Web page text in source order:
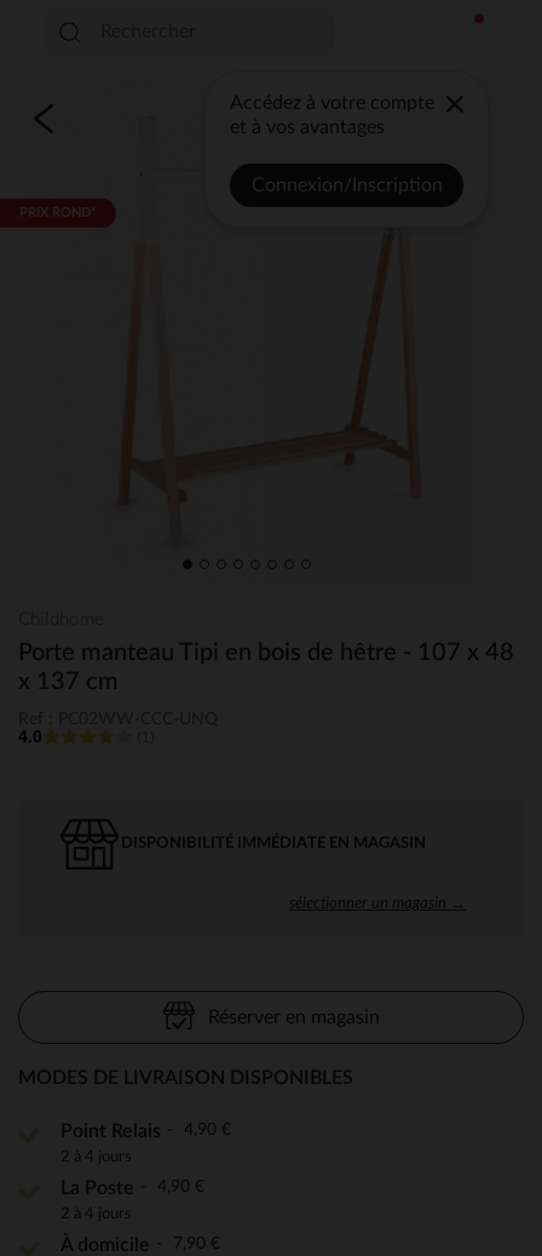
Accédez à votre compte
et à vos avantages
Connexion/Inscription
PRIX ROND*
Porte manteau Tipi en bois de hêtre - 107 x 48
x 137 cm
4.0
DISPONIBILITÉ IMMÉDIATE EN MAGASIN
sélectionner un magasin →
Réserver en magasin
MODES DE LIVRAISON DISPONIBLES
Point Relais 4,90 €
2 à 4 jours
La Poste 4,90 €
2 à 4 jours
À domicile 7,90 €